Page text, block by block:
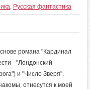
, Русская фантастика
романа "Кардинал
- "Лондонский
и "Число Зверя".
отнесутся к моей